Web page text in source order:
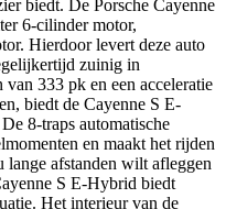
biedt. De Porsche Cayenne
6-cilinder motor,
Hierdoor levert deze auto
zuinig in
333 pk en een acceleratie
biedt de Cayenne S E-
8-traps automatische
en maakt het rijden
afstanden wilt afleggen
S E-Hybrid biedt
Het interieur van de